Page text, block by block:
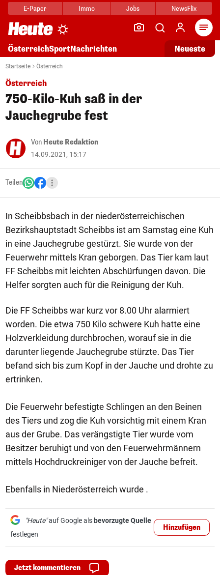
E-Paper Immo Jobs NewsFlix
ÖsterreichSportNachrichten Neueste
Startseite Österreich
Österreich
750-Kilo-Kuh saß in der
Jauchegrube fest
Von Heute Redaktion
14.09.2021, 15:17
Teilen
In Scheibbsbach in der niederösterreichischen
Bezirkshauptstadt Scheibbs ist am Samstag eine Kuh
in eine Jauchegrube gestürzt. Sie wurde von der
Feuerwehr mittels Kran geborgen. Das Tier kam laut
FF Scheibbs mit leichten Abschürfungen davon. Die
Helfer sorgten auch für die Reinigung der Kuh.
Die FF Scheibbs war kurz vor 8.00 Uhr alarmiert
worden. Die etwa 750 Kilo schwere Kuh hatte eine
Holzverkleidung durchbrochen, worauf sie in die
darunter liegende Jauchegrube stürzte. Das Tier
befand sich bis zum Kopf in der Jauche und drohte zu
ertrinken.
Die Feuerwehr befestigte Schlingen an den Beinen
des Tiers und zog die Kuh vorsichtig mit einem Kran
aus der Grube. Das verängstigte Tier wurde vom
Besitzer beruhigt und von den Feuerwehrmännern
mittels Hochdruckreiniger von der Jauche befreit.
Ebenfalls in Niederösterreich wurde .
"Heute"auf Google als bevorzugte Quelle
festlegen
Hinzufügen
Jetzt kommentieren